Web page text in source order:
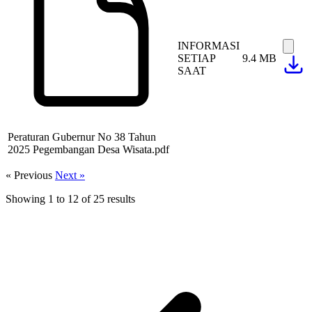
Peraturan Gubernur No 38 Tahun
2025 Pegembangan Desa Wisata.pdf
INFORMASI
SETIAP
SAAT
9.4 MB
« Previous Next »
Showing 1 to 12 of 25 results